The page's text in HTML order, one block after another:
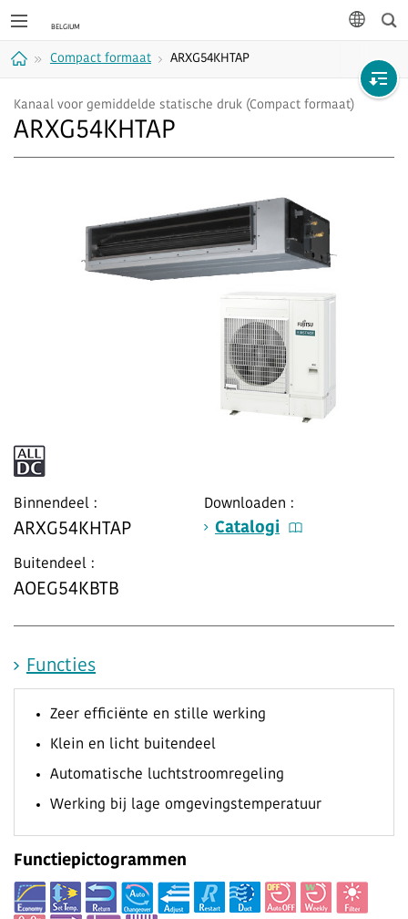
Compact formaat ARXG54KHTAP
Kanaal voor gemiddelde statische druk (Compact formaat)
ARXG54KHTAP
Binnendeel :
ARXG54KHTAP
Buitendeel :
AOEG54KBTB
Downloaden :
Catalogi
Functies
Zeer efficiënte en stille werking
Klein en licht buitendeel
Automatische luchtstroomregeling
Werking bij lage omgevingstemperatuur
Functiepictogrammen